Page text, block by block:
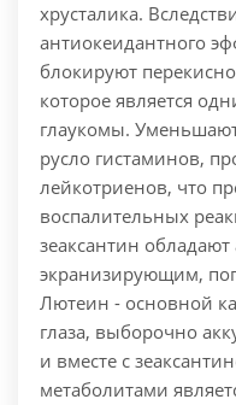
хрусталика.
антиокеидантного
блокируют
которое является
глаукомы.
русло гистаминов,
лейкотриенов, что
воспалительных
зеаксантин
экранизирующим,
Лютеин - основной
глаза, выборочно
и вместе с
метаболитами